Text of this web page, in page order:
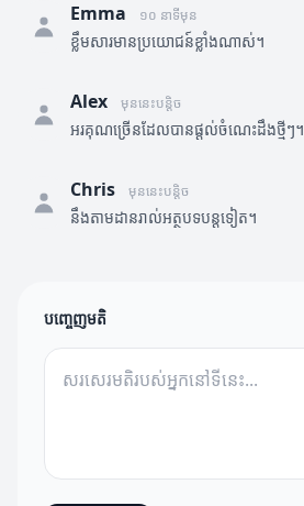
Emma ១០ នាទីមុន
ខ្លឹមសារមានប្រយោជន៍ខ្លាំងណាស់។
Alex មុននេះបន្តិច
អរគុណច្រើនដែលបានផ្តល់ចំណេះដឹងថ្មីៗ។
Chris មុននេះបន្តិច
នឹងតាមដានរាល់អត្ថបទបន្តទៀត។
បញ្ចេញមតិ